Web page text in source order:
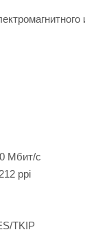
Мбит/c
ppi
TKIP